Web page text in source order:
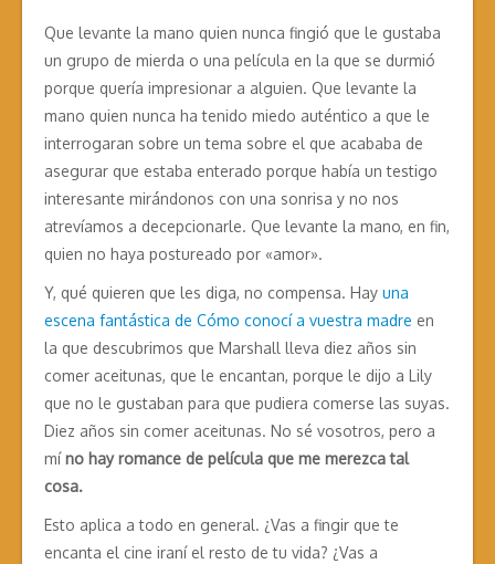
Que levante la mano quien nunca fingió que le gustaba
un grupo de mierda o una película en la que se durmió
porque quería impresionar a alguien. Que levante la
mano quien nunca ha tenido miedo auténtico a que le
interrogaran sobre un tema sobre el que acababa de
asegurar que estaba enterado porque había un testigo
interesante mirándonos con una sonrisa y no nos
atrevíamos a decepcionarle. Que levante la mano, en fin,
quien no haya postureado por «amor».
Y, qué quieren que les diga, no compensa. Hay una
escena fantástica de Cómo conocí a vuestra madre en
la que descubrimos que Marshall lleva diez años sin
comer aceitunas, que le encantan, porque le dijo a Lily
que no le gustaban para que pudiera comerse las suyas.
Diez años sin comer aceitunas. No sé vosotros, pero a
míno hay romance de película que me merezca tal
cosa.
Esto aplica a todo en general. ¿Vas a fingir que te
encanta el cine iraní el resto de tu vida? ¿Vas a